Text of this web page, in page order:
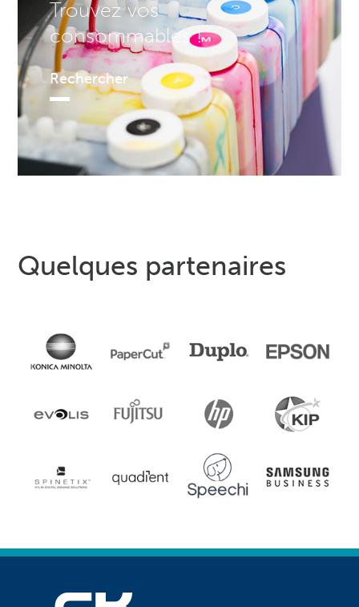
Trouvez vos
consommables !
Rechercher
Quelques partenaires